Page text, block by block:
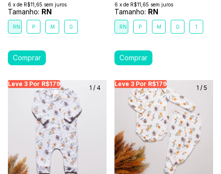
6 x de R$11,65 sem juros
Tamanho: RN
RN P M G
6 x de R$11,65 sem juros
Tamanho: RN
RN P M G 1
Leve 3 Por R$179
Leve 3 Por R$179 Leve 3 Por R$179
1 / 4
Leve 3 Por R$179
Leve 3 Por R$179
1 / 5